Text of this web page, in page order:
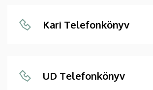
Kari Telefonkönyv
UD Telefonkönyv